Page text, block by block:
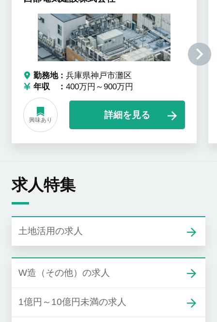
勤務地
兵庫県神戸市灘区
年収
400万円～900万円
興味あり
詳細を見る
求人特集
土地活用の求人
W造（その他）の求人
1億円～10億円未満の求人